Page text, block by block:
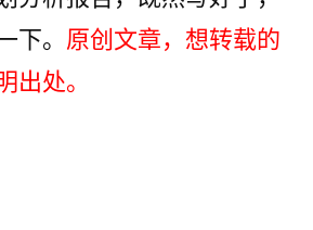
下。 原创文章，想转载的
出处。